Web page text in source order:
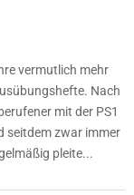
vermutlich mehr
Nach
mit der PS1
seitdem zwar immer
pleite...